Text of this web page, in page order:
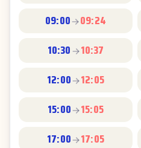
09:00
09:24
10:30
10:37
12:00
12:05
15:00
15:05
17:00
17:05